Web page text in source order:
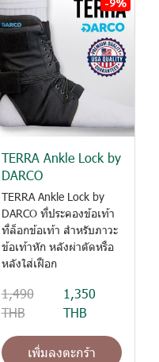
TERRA Ankle Lock by
DARCO
TERRA Ankle Lock by
DARCO ที่ประคองข้อเท้า
ที่ล็อกข้อเท้า สำหรับภาวะ
ข้อเท้าหัก หลังผ่าตัดหรือ
หลังใส่เฝือก
1,490
THB
1,350
THB
เพิ่มลงตะกร้า